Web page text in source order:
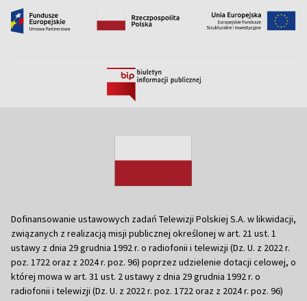
Dofinansowanie ustawowych zadań Telewizji Polskiej S.A. w likwidacji,
związanych z realizacją misji publicznej określonej w art. 21 ust. 1
ustawy z dnia 29 grudnia 1992 r. o radiofonii i telewizji (Dz. U. z 2022 r.
poz. 1722 oraz z 2024 r. poz. 96) poprzez udzielenie dotacji celowej, o
której mowa w art. 31 ust. 2 ustawy z dnia 29 grudnia 1992 r. o
radiofonii i telewizji (Dz. U. z 2022 r. poz. 1722 oraz z 2024 r. poz. 96)